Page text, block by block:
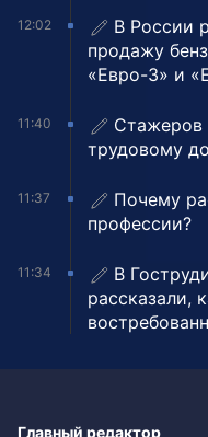
12:02
В России
продажу
«Евро-3» и
11:40
Стажеров
трудовому
11:37
Почему
профессии?
11:34
В
рассказали,
Главный редактор